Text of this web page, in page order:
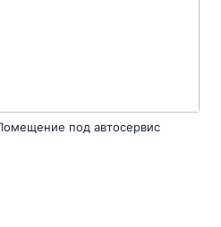
под автосервис